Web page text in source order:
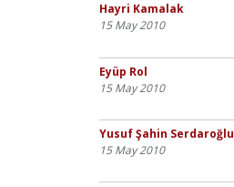
Hayri Kamalak
15 May 2010
Eyüp Rol
15 May 2010
Yusuf Şahin Serdaroğlu
15 May 2010